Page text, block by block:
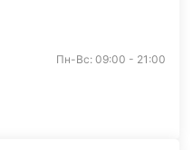
Пн-Вс: 09:00 - 21:00